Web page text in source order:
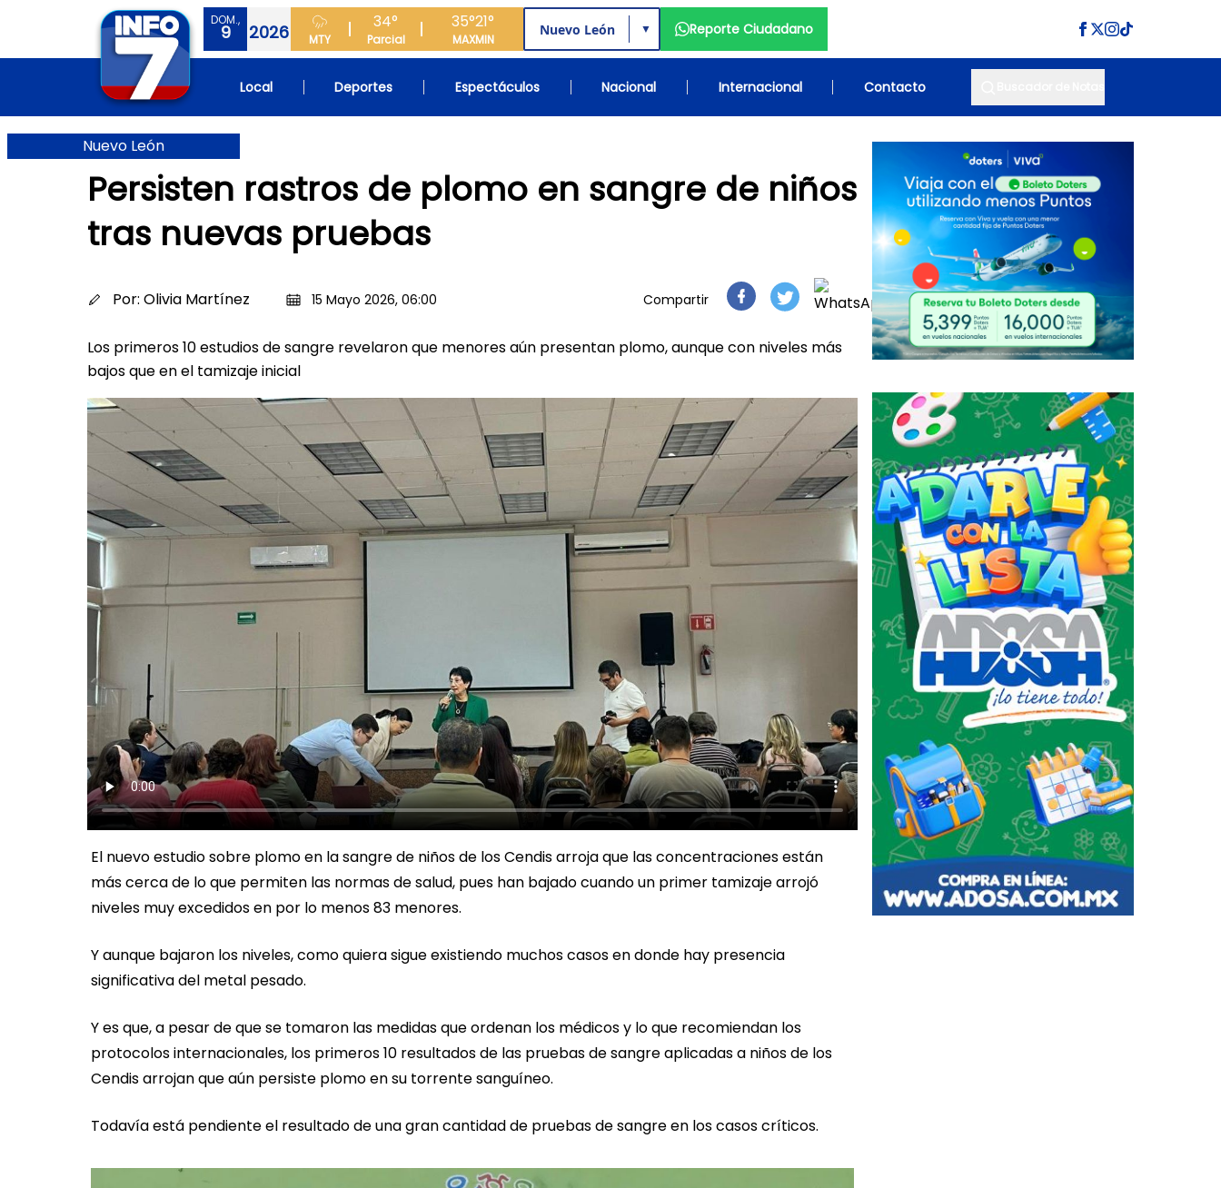
DOM.,
9 2026 MTY
34°
Parcial
35°
MAX
21°
MIN
▼ Reporte Ciudadano
Local Deportes Espectáculos Nacional Internacional Contacto
Nuevo León
Persisten rastros de plomo en sangre de niños
tras nuevas pruebas
Por: Olivia Martínez 15 Mayo 2026, 06:00 Compartir
Los primeros 10 estudios de sangre revelaron que menores aún presentan plomo, aunque con niveles más
bajos que en el tamizaje inicial
El nuevo estudio sobre plomo en la sangre de niños de los Cendis arroja que las concentraciones están
más cerca de lo que permiten las normas de salud, pues han bajado cuando un primer tamizaje arrojó
niveles muy excedidos en por lo menos 83 menores.
Y aunque bajaron los niveles, como quiera sigue existiendo muchos casos en donde hay presencia
significativa del metal pesado.
Y es que, a pesar de que se tomaron las medidas que ordenan los médicos y lo que recomiendan los
protocolos internacionales, los primeros 10 resultados de las pruebas de sangre aplicadas a niños de los
Cendis arrojan que aún persiste plomo en su torrente sanguíneo.
Todavía está pendiente el resultado de una gran cantidad de pruebas de sangre en los casos críticos.